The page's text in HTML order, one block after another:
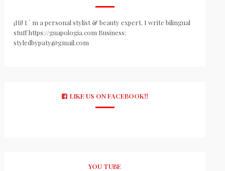
¡Hi! I ´ m a personal stylist & beauty expert. I write bilingual
stuff https://guapologia.com Business:
styledbypaty@gmail.com
LIKE US ON FACEBOOK!!
YOU TUBE